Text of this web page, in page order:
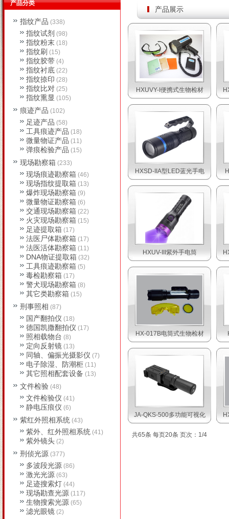
产品展示
HXUVY-I便携式生物检材
HXSD-IIA型LED蓝光手电
HXUV-III紫外手电筒
HX-017B电筒式生物检材
JA-QKS-500多功能可视化
共65条 每页20条 页次：1/4
产品分类
指纹产品 (338)
指纹试剂 (98)
指纹粉末 (18)
指纹刷 (15)
指纹胶带 (4)
指纹衬底 (22)
指纹捺印 (28)
指纹比对 (25)
指纹熏显 (105)
痕迹产品 (102)
足迹产品 (58)
工具痕迹产品 (18)
微量物证产品 (11)
弹痕检验产品 (15)
现场勘察箱 (233)
现场痕迹勘察箱 (46)
现场指纹提取箱 (13)
爆炸现场勘察箱 (9)
微量物证勘察箱 (6)
交通现场勘察箱 (22)
火灾现场勘察箱 (15)
足迹提取箱 (17)
法医尸体勘察箱 (17)
法医活体勘察箱 (11)
DNA物证提取箱 (32)
工具痕迹勘察箱 (5)
毒检勘察箱 (17)
警犬现场勘察箱 (8)
其它类勘察箱 (15)
刑事照相 (87)
国产翻拍仪 (18)
德国凯撒翻拍仪 (17)
照相载物台 (8)
定向反射镜 (13)
同轴、偏振光摄影仪 (7)
电子除湿、防潮柜 (11)
其它照相配套设备 (13)
文件检验 (48)
文件检验仪 (41)
静电压痕仪 (6)
紫红外照相系统 (43)
紫外、红外照相系统 (41)
紫外镜头 (2)
刑侦光源 (377)
多波段光源 (86)
激光光源 (63)
足迹搜索灯 (44)
现场勘查光源 (117)
生物搜索光源 (65)
滤光眼镜 (2)